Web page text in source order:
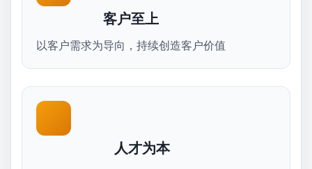
客户至上
以客户需求为导向，持续创造客户价值
人才为本